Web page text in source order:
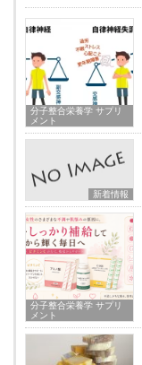
分子整合栄養学 サプリ
メント
新着情報
分子整合栄養学 サプリ
メント